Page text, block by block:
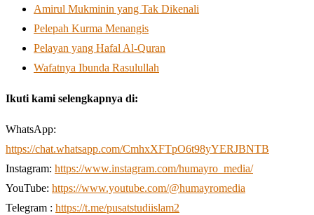
Amirul Mukminin yang Tak Dikenali
Pelepah Kurma Menangis
Pelayan yang Hafal Al-Quran
Wafatnya Ibunda Rasulullah
Ikuti kami selengkapnya di:
WhatsApp:
https://chat.whatsapp.com/CmhxXFTpO6t98yYERJBNTB
Instagram: https://www.instagram.com/humayro_media/
YouTube: https://www.youtube.com/@humayromedia
Telegram : https://t.me/pusatstudiislam2